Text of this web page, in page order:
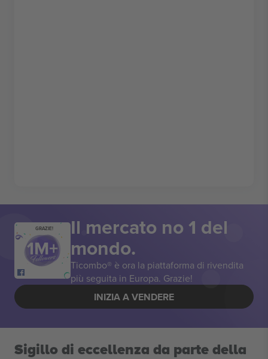
GRAZIE! Il mercato no 1 del
mondo.
Ticombo® è ora la piattaforma di rivendita
più seguita in Europa. Grazie!
INIZIA A VENDERE
Sigillo di eccellenza da parte della